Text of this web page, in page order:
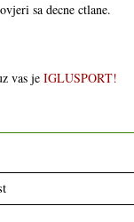
sa decne ctlane.
vas je IGLUSPORT!